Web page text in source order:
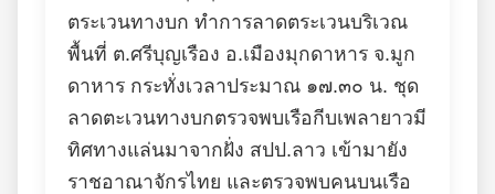
ตระเวนทางบก ทำการลาดตระเวนบริเวณ
พื้นที่ ต.ศรีบุญเรือง อ.เมืองมุกดาหาร จ.มูก
ดาหาร กระทั่งเวลาประมาณ ๑๗.๓๐ น. ชุด
ลาดตะเวนทางบกตรวจพบเรือกีบเพลายาวมี
ทิศทางแล่นมาจากฝั่ง สปป.ลาว เข้ามายัง
ราชอาณาจักรไทย และตรวจพบคนบนเรือ